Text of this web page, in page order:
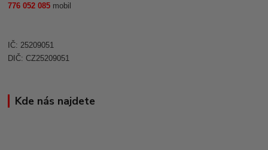
776 052 085 mobil
IČ: 25209051
DIČ: CZ25209051
Kde nás najdete